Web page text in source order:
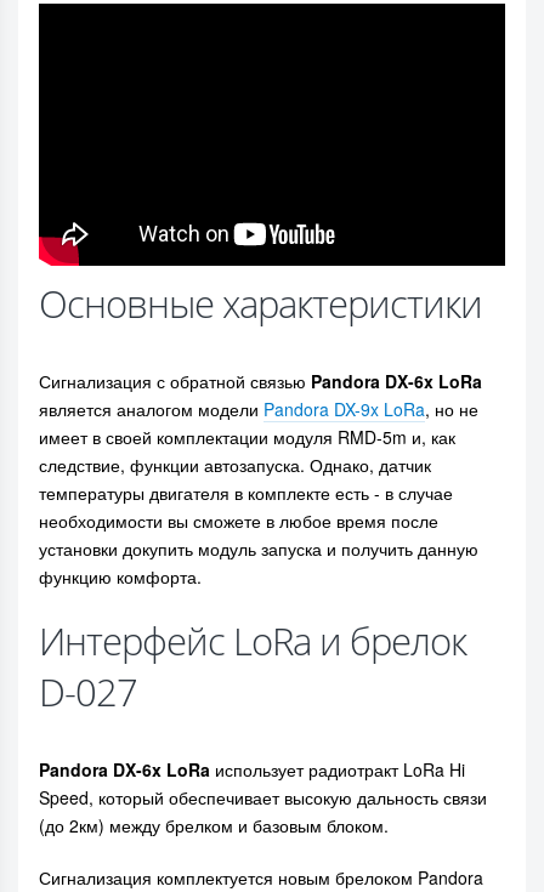
Основные характеристики
Сигнализация с обратной связью Pandora DX-6x LoRa
является аналогом модели Pandora DX-9x LoRa, но не
имеет в своей комплектации модуля RMD-5m и, как
следствие, функции автозапуска. Однако, датчик
температуры двигателя в комплекте есть - в случае
необходимости вы сможете в любое время после
установки докупить модуль запуска и получить данную
функцию комфорта.
Интерфейс LoRa и брелок
D-027
Pandora DX-6x LoRa использует радиотракт LoRa Hi
Speed, который обеспечивает высокую дальность связи
(до 2км) между брелком и базовым блоком.
Сигнализация комплектуется новым брелоком Pandora